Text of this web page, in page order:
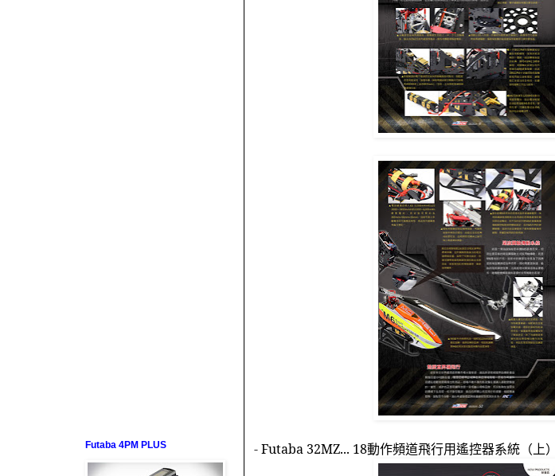
- Futaba 32MZ... 18動作頻道飛行用遙控器系統（上）
Futaba 4PM PLUS